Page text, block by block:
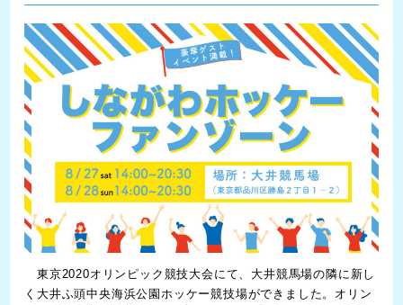
東京2020オリンピック競技大会にて、大井競馬場の隣に新し
く大井ふ頭中央海浜公園ホッケー競技場ができました。オリン